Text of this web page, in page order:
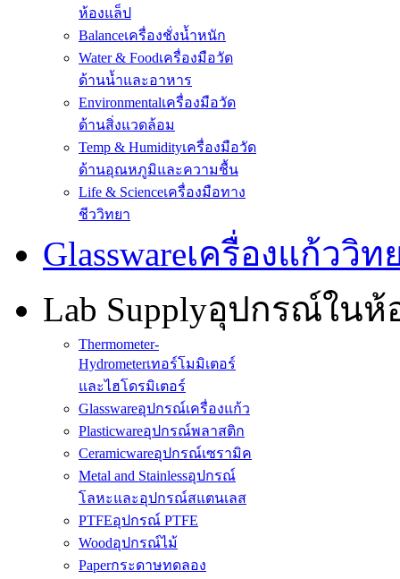
ห้องแล็ป
Balanceเครื่องชั่งน้ำหนัก
Water & Foodเครื่องมือวัด
ด้านน้ำและอาหาร
Environmentalเครื่องมือวัด
ด้านสิ่งแวดล้อม
Temp & Humidityเครื่องมือวัด
ด้านอุณหภูมิและความชื้น
Life & Scienceเครื่องมือทาง
ชีววิทยา
Glasswareเครื่องแก้ววิท
Lab Supplyอุปกรณ์ในห้
Thermometer-
Hydrometerเทอร์โมมิเตอร์
และไฮโดรมิเตอร์
Glasswareอุปกรณ์เครื่องแก้ว
Plasticwareอุปกรณ์พลาสติก
Ceramicwareอุปกรณ์เซรามิค
Metal and Stainlessอุปกรณ์
โลหะและอุปกรณ์สแตนเลส
PTFEอุปกรณ์ PTFE
Woodอุปกรณ์ไม้
Paperกระดาษทดลอง